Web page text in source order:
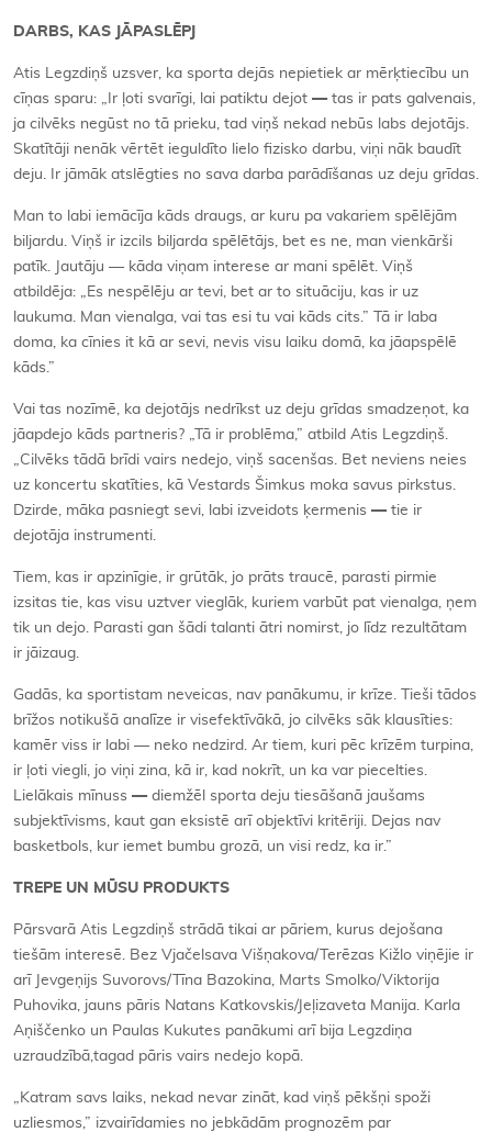
DARBS, KAS JĀPASLĒPJ
Atis Legzdiņš uzsver, ka sporta dejās nepietiek ar mērķtiecību un
cīņas sparu: „Ir ļoti svarīgi, lai patiktu dejot — tas ir pats galvenais,
ja cilvēks negūst no tā prieku, tad viņš nekad nebūs labs dejotājs.
Skatītāji nenāk vērtēt ieguldīto lielo fizisko darbu, viņi nāk baudīt
deju. Ir jāmāk atslēgties no sava darba parādīšanas uz deju grīdas.
Man to labi iemācīja kāds draugs, ar kuru pa vakariem spēlējām
biljardu. Viņš ir izcils biljarda spēlētājs, bet es ne, man vienkārši
patīk. Jautāju — kāda viņam interese ar mani spēlēt. Viņš
atbildēja: „Es nespēlēju ar tevi, bet ar to situāciju, kas ir uz
laukuma. Man vienalga, vai tas esi tu vai kāds cits.” Tā ir laba
doma, ka cīnies it kā ar sevi, nevis visu laiku domā, ka jāapspēlē
kāds.”
Vai tas nozīmē, ka dejotājs nedrīkst uz deju grīdas smadzeņot, ka
jāapdejo kāds partneris? „Tā ir problēma,” atbild Atis Legzdiņš.
„Cilvēks tādā brīdi vairs nedejo, viņš sacenšas. Bet neviens neies
uz koncertu skatīties, kā Vestards Šimkus moka savus pirkstus.
Dzirde, māka pasniegt sevi, labi izveidots ķermenis — tie ir
dejotāja instrumenti.
Tiem, kas ir apzinīgie, ir grūtāk, jo prāts traucē, parasti pirmie
izsitas tie, kas visu uztver vieglāk, kuriem varbūt pat vienalga, ņem
tik un dejo. Parasti gan šādi talanti ātri nomirst, jo līdz rezultātam
ir jāizaug.
Gadās, ka sportistam neveicas, nav panākumu, ir krīze. Tieši tādos
brīžos notikušā analīze ir visefektīvākā, jo cilvēks sāk klausīties:
kamēr viss ir labi — neko nedzird. Ar tiem, kuri pēc krīzēm turpina,
ir ļoti viegli, jo viņi zina, kā ir, kad nokrīt, un ka var piecelties.
Lielākais mīnuss — diemžēl sporta deju tiesāšanā jaušams
subjektīvisms, kaut gan eksistē arī objektīvi kritēriji. Dejas nav
basketbols, kur iemet bumbu grozā, un visi redz, ka ir.”
TREPE UN MŪSU PRODUKTS
Pārsvarā Atis Legzdiņš strādā tikai ar pāriem, kurus dejošana
tiešām interesē. Bez Vjačelsava Višņakova/Terēzas Kižlo viņējie ir
arī Jevgeņijs Suvorovs/Tīna Bazokina, Marts Smolko/Viktorija
Puhovika, jauns pāris Natans Katkovskis/Jeļizaveta Manija. Karla
Aņiščenko un Paulas Kukutes panākumi arī bija Legzdiņa
uzraudzībā,tagad pāris vairs nedejo kopā.
„Katram savs laiks, nekad nevar zināt, kad viņš pēkšņi spoži
uzliesmos,” izvairīdamies no jebkādām prognozēm par